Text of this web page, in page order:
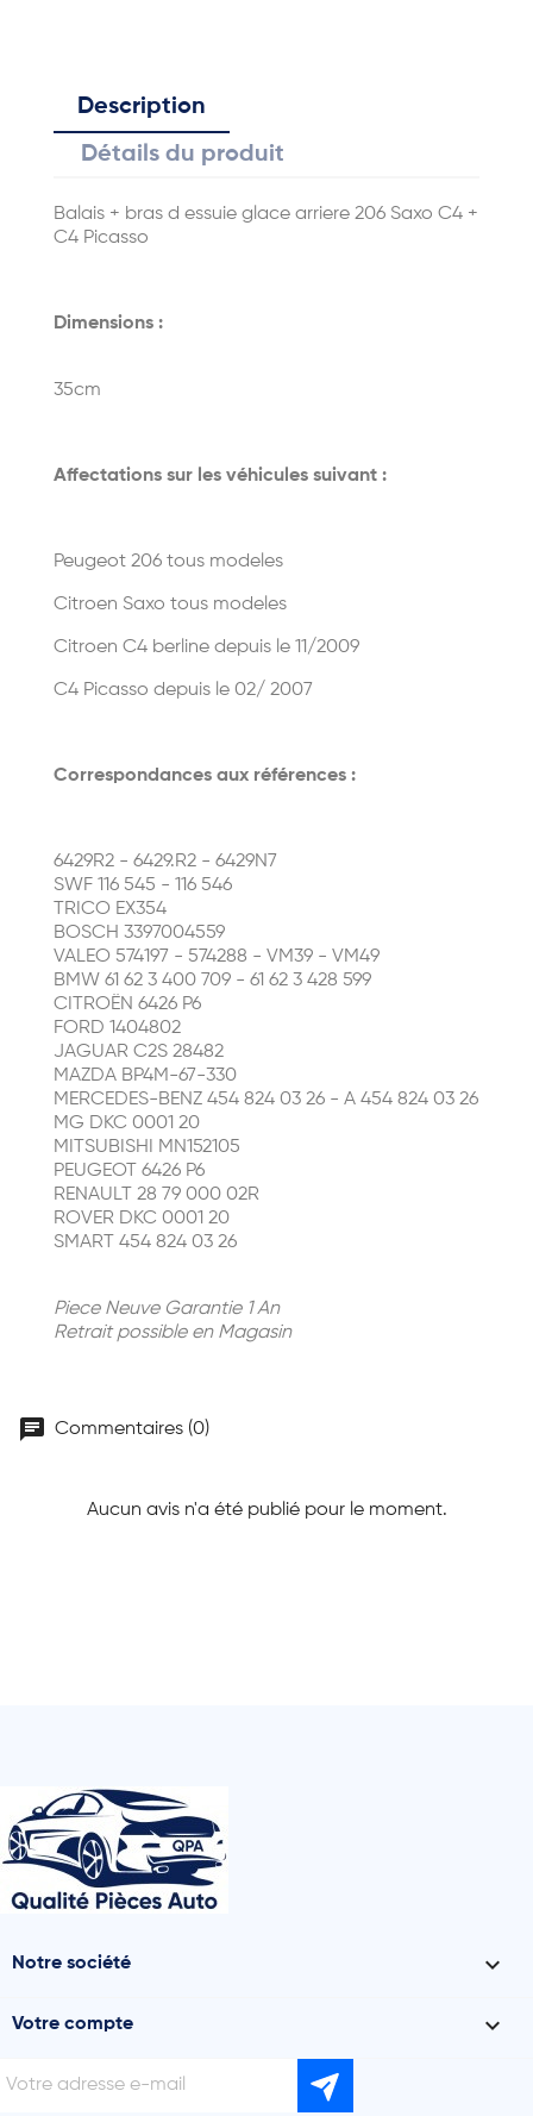
Description
Détails du produit
Balais + bras d essuie glace arriere 206 Saxo C4 +
C4 Picasso
Dimensions :
35cm
Affectations sur les véhicules suivant :
Peugeot 206 tous modeles
Citroen Saxo tous modeles
Citroen C4 berline depuis le 11/2009
C4 Picasso depuis le 02/ 2007
Correspondances aux références :
6429R2 - 6429.R2 - 6429N7
SWF 116 545 - 116 546
TRICO EX354
BOSCH 3397004559
VALEO 574197 - 574288 - VM39 - VM49
BMW 61 62 3 400 709 - 61 62 3 428 599
CITROËN 6426 P6
FORD 1404802
JAGUAR C2S 28482
MAZDA BP4M-67-330
MERCEDES-BENZ 454 824 03 26 - A 454 824 03 26
MG DKC 0001 20
MITSUBISHI MN152105
PEUGEOT 6426 P6
RENAULT 28 79 000 02R
ROVER DKC 0001 20
SMART 454 824 03 26
Piece Neuve Garantie 1 An
Retrait possible en Magasin
chat Commentaires (0)
Aucun avis n'a été publié pour le moment.
Notre société 
Votre compte 